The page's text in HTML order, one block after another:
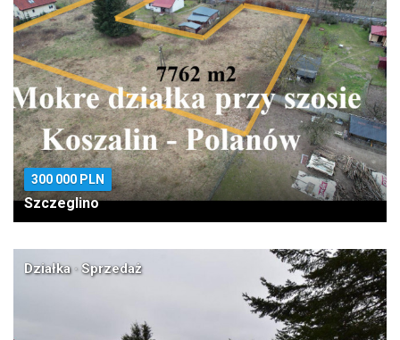
300 000 PLN
Szczeglino
Działka · Sprzedaż